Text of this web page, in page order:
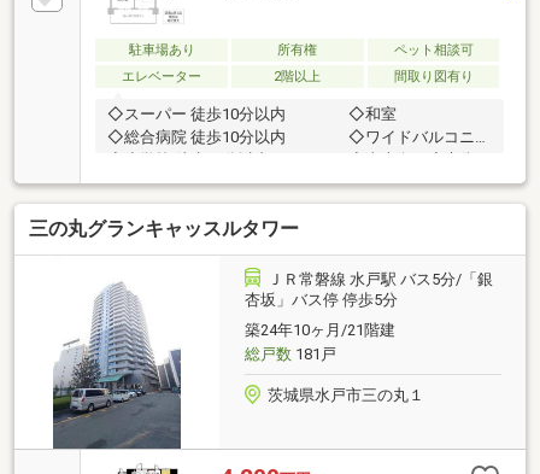
駐車場あり 所有権
ペット相談可
エレベーター
2階以上 間取り図有り
◇スーパー 徒歩10分以内 ◇和室
◇総合病院 徒歩10分以内 ◇ワイドバルコニー
地が近い ◇眺望良好◇エレベータ
ー ◇駐輪場◇ペット相
談 ◇バイク置場【内見・資料請求
や問い合わせは店舗まで TEL：029-224-3655】
三の丸グランキャッスルタワー
ＪＲ常磐線 水戸駅 バス5分/「銀
杏坂」バス停 停歩5分
築24年10ヶ月/21階建
総戸数181戸
茨城県水戸市三の丸１